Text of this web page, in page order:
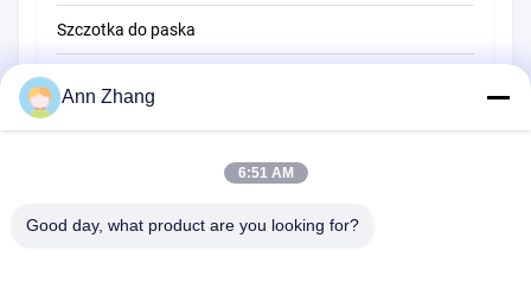
Szczotka do paska
Pędzel zamiatający
Szczotka z końca drutu
Ann Zhang
6:51 AM
Good day, what product are you looking for?